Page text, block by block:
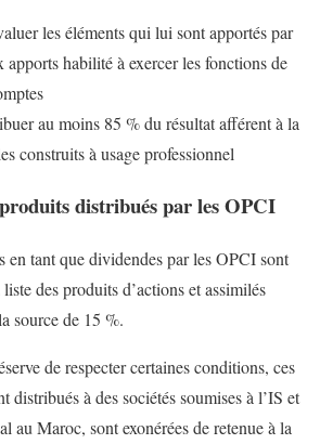
les éléments qui lui sont apportés par
apports habilité à exercer les fonctions de
au moins 85 % du résultat afférent à la
construits à usage professionnel
distribués par les OPCI
en tant que dividendes par les OPCI sont
des produits d’actions et assimilés
source de 15 %.
de respecter certaines conditions, ces
distribués à des sociétés soumises à l’IS et
au Maroc, sont exonérées de retenue à la